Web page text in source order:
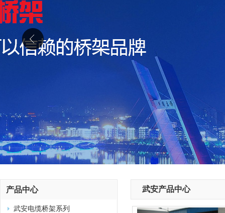
产品中心
武安电缆桥架系列
武安产品中心